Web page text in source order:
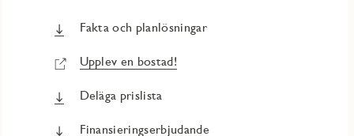
Fakta och planlösningar
Upplev en bostad!
Deläga prislista
Finansieringserbjudande